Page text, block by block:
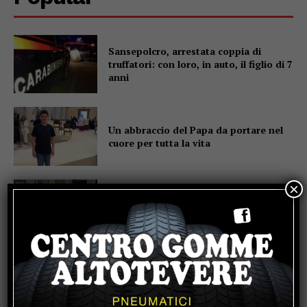
Sansepolcro, arrestata coppia di
truffatori: con loro, in auto, il figlio di 7
anni
Un abbraccio del Papa da portare nel
cuore per tutta la vita
Due anziani, un finto poliziotto e un
inseguimento sulla E45
Pensiline fotovoltaiche sopra i
parcheggi, Minciotti (Pd):
“Rendiamole obbligatorie”
×